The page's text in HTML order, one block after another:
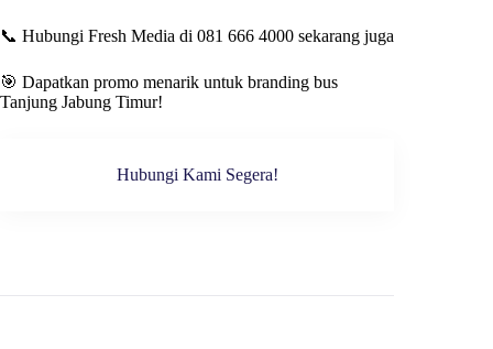
📞 Hubungi Fresh Media di 081 666 4000 sekarang juga
🎯 Dapatkan promo menarik untuk branding bus
Tanjung Jabung Timur!
Hubungi Kami Segera!